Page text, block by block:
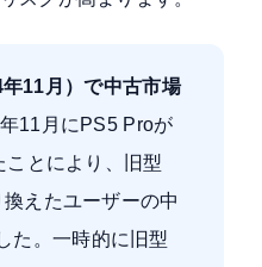
11月）で中古市場
11月にPS5 Proが
ことにより、旧型
えたユーザーの中
た。一時的に旧型